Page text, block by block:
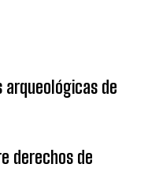
arqueológicas de
derechos de